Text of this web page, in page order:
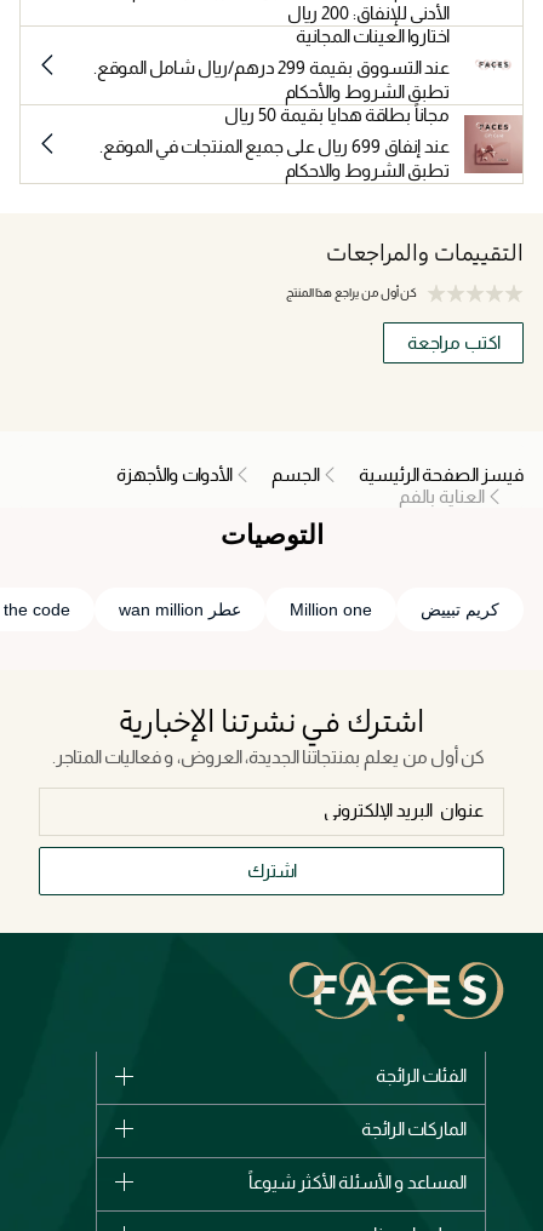
الأدنى للإنفاق: 200 ريال
اختاروا العينات المجانية
عند التسووق بقيمة 299 درهم/ريال شامل الموقع.
تطبق الشروط والأحكام
مجاناً بطاقة هدايا بقيمة 50 ريال
عند إنفاق 699 ريال على جميع المنتجات في الموقع.
تطبق الشروط والاحكام
التقييمات والمراجعات
كن أول من يراجع هذا المنتج
اكتب مراجعة
فيسز الصفحة الرئيسية الجسم
الأدوات والأجهزة
العناية بالفم
التوصيات
كريم تبييض Million one عطر wan million code
اشترك في نشرتنا الإخبارية
كن أول من يعلم بمنتجاتنا الجديدة، العروض، و فعاليات المتاجر.
اشترك
الفئات الرائجة
الأكثر مبيعاً
اشترِ بطاقة هدية
الماركات الرائجة
المساعد و الأسئلة الأكثر شيوعاً